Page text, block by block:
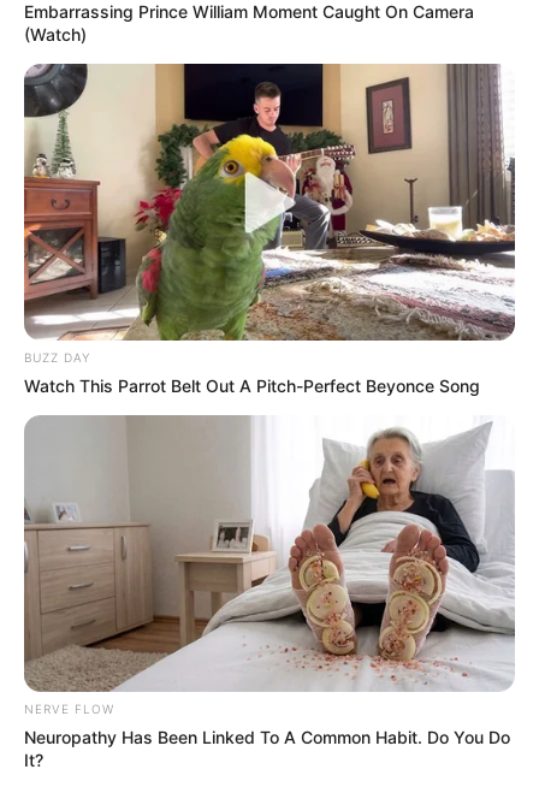
Embarrassing Prince William Moment Caught On Camera
(Watch)
BUZZ DAY
Watch This Parrot Belt Out A Pitch-Perfect Beyonce Song
NERVE FLOW
Neuropathy Has Been Linked To A Common Habit. Do You Do
It?